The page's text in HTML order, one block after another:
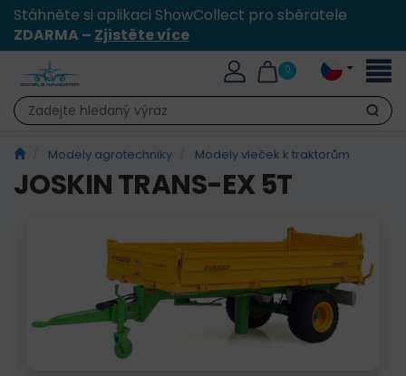
Stáhněte si aplikaci ShowCollect pro sběratele
ZDARMA – Zjistěte více
0
Hledat
Modely agrotechniky Modely vleček k traktorům
JOSKIN TRANS-EX 5T